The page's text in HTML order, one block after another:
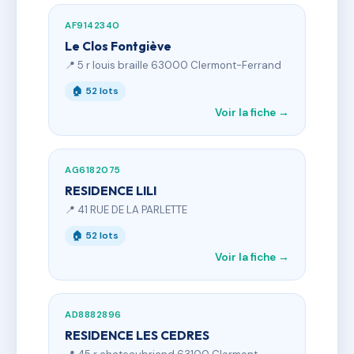
AF9142340
Le Clos Fontgiève
📍 5 r louis braille 63000 Clermont-Ferrand
🏠 52 lots
Voir la fiche →
AG6182075
RESIDENCE LILI
📍 41 RUE DE LA PARLETTE
🏠 52 lots
Voir la fiche →
AD8882896
RESIDENCE LES CEDRES